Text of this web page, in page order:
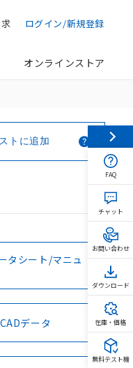
ログイン/新規登録
オンラインストア
トに追加
タシート/マニュ
データ
FAQ
チャット
お問い合わせ
ダウンロード
在庫・価格
無料テスト機